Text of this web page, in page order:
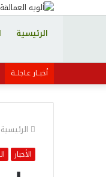
الرئيسية
أخبــار عـاجلــة
الرئيسية
الأخبار